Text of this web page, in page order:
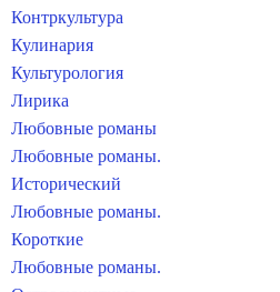
Контркультура
Кулинария
Культурология
Лирика
Любовные романы
Любовные романы.
Исторический
Любовные романы.
Короткие
Любовные романы.